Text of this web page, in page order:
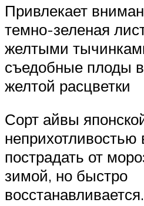
Привлекает
темно-зеленая
желтыми
съедобные плоды
желтой расцветки
Сорт айвы
неприхотливостью
пострадать от
зимой, но быстро
восстанавливается.